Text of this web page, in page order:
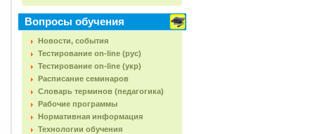
Вопросы обучения
Новости, события
Тестирование on-line (рус)
Тестирование on-line (укр)
Расписание семинаров
Словарь терминов (педагогика)
Рабочие программы
Нормативная информация
Технологии обучения